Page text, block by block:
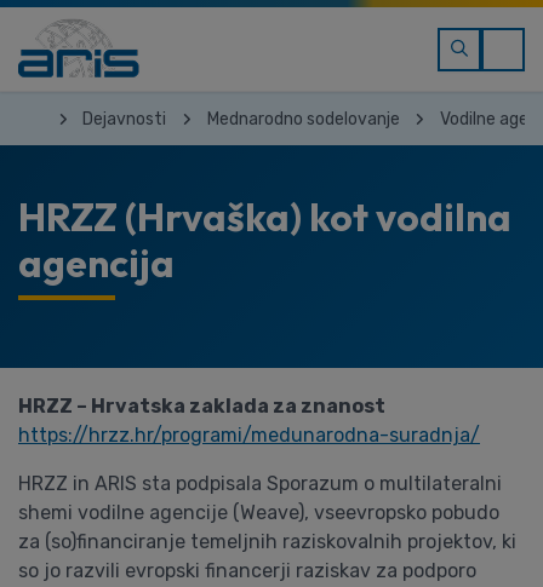
Dejavnosti Mednarodno sodelovanje Vodilne
HRZZ (Hrvaška) kot vodilna
agencija
HRZZ – Hrvatska zaklada za znanost
https://hrzz.hr/programi/medunarodna-suradnja/
HRZZ in ARIS sta podpisala Sporazum o multilateralni
shemi vodilne agencije (Weave), vseevropsko pobudo
za (so)financiranje temeljnih raziskovalnih projektov, ki
so jo razvili evropski financerji raziskav za podporo